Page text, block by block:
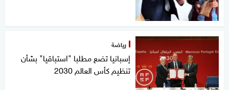
رياضة
إسبانيا تضع مطلبا "استباقيا" بشأن
تنظيم كأس العالم 2030